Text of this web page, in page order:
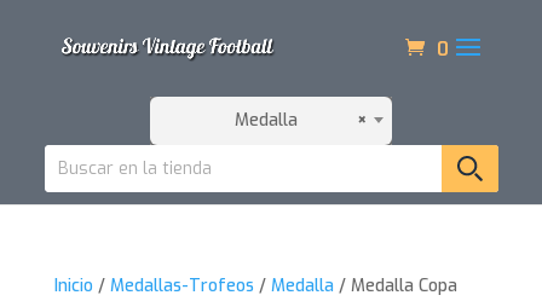
0
×
Medalla
Inicio / Medallas-Trofeos / Medalla / Medalla Copa